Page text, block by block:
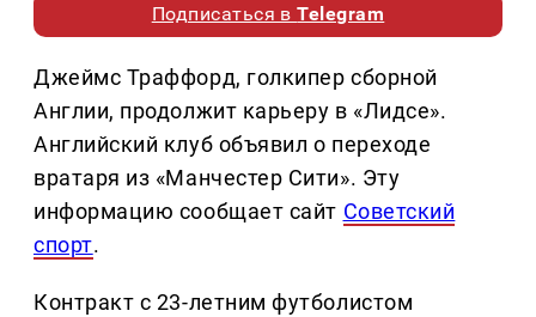
Подписаться вTelegram
Джеймс Траффорд, голкипер сборной
Англии, продолжит карьеру в «Лидсе».
Английский клуб объявил о переходе
вратаря из «Манчестер Сити». Эту
информацию сообщает сайт Советский
спорт.
Контракт с 23-летним футболистом